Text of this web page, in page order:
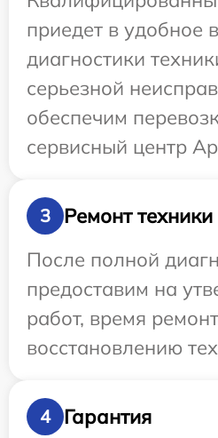
приедет в удобное
диагностики
серьезной
обеспечим
сервисный центр
3
Ремонт техники
После полной
предоставим на
работ, время
восстановлению
4 Гарантия